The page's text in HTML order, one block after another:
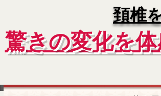
頚椎
驚きの変化を